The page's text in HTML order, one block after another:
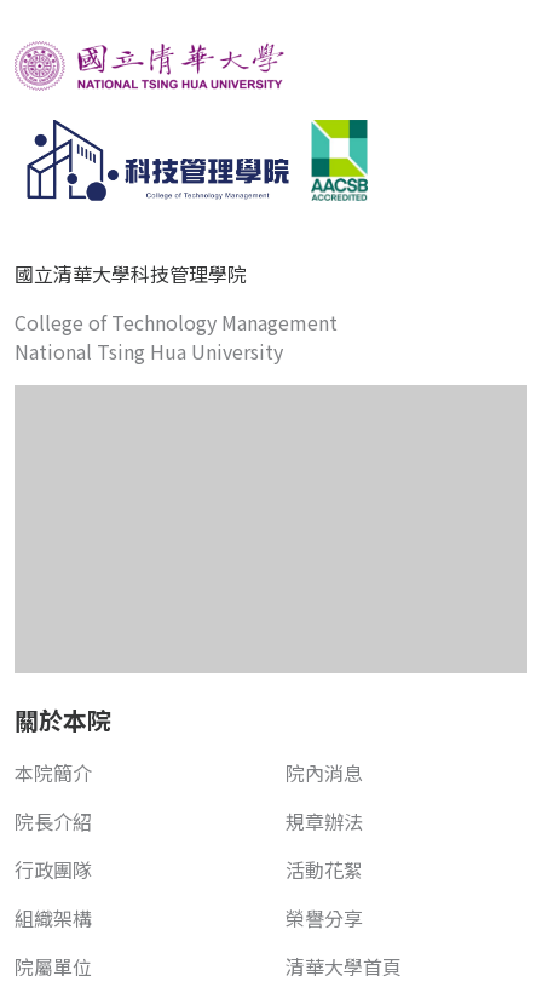
國立清華大學科技管理學院
College of Technology Management
National Tsing Hua University
關於本院
本院簡介
院長介紹
行政團隊
組織架構
院屬單位
院內消息
規章辦法
活動花絮
榮譽分享
清華大學首頁